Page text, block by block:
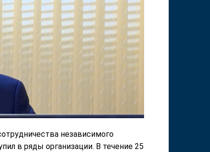
независимого
в ряды организации. В течение 25